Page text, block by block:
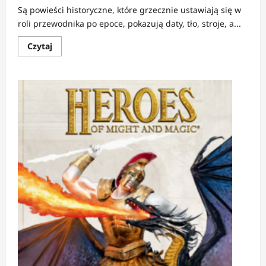
Są powieści historyczne, które grzecznie ustawiają się w
roli przewodnika po epoce, pokazują daty, tło, stroje, a...
CzytajDowiedz
się
RECENZJA:
Wyjście
cienia
blasku
chwały
Zanim
Polska
miała
koronę,
miała
krew